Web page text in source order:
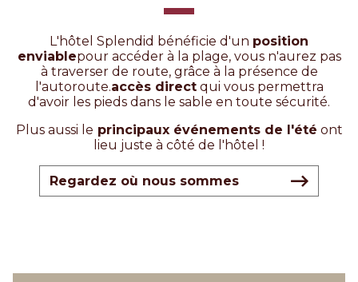
L'hôtel Splendid bénéficie d'un position
enviablepour accéder à la plage, vous n'aurez pas
à traverser de route, grâce à la présence de
l'autoroute.accès directqui vous permettra
d'avoir les pieds dans le sable en toute sécurité.
Plus aussi le principaux événements de l'été ont
lieu juste à côté de l'hôtel !
Regardez où nous sommes